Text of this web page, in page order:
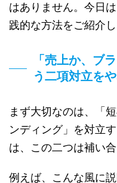
はありません。今日
践的な方法をご紹介し
「売上か、ブ
う二項対立を
まず大切なのは、「
ンディング」を対立
は、この二つは補い
例えば、こんな風に